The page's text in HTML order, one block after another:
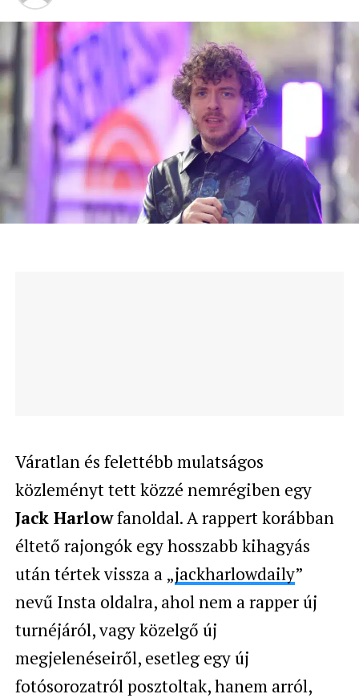
Váratlan és felettébb mulatságos
közleményt tett közzé nemrégiben egy
Jack Harlowfanoldal. A rappert korábban
éltető rajongók egy hosszabb kihagyás
után tértek vissza a „jackharlowdaily”
nevű Insta oldalra, ahol nem a rapper új
turnéjáról, vagy közelgő új
megjelenéseiről, esetleg egy új
fotósorozatról posztoltak, hanem arról,